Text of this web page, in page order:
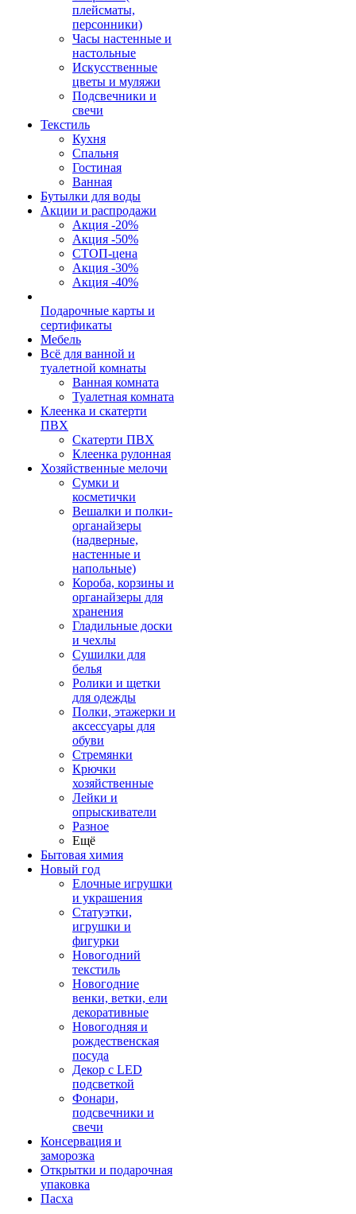
плейсматы,
персонники)
Часы настенные и
настольные
Искусственные
цветы и муляжи
Подсвечники и
свечи
Текстиль
Кухня
Спальня
Гостиная
Ванная
Бутылки для воды
Акции и распродажи
Акция -20%
Акция -50%
СТОП-цена
Акция -30%
Акция -40%
Подарочные карты и
сертификаты
Мебель
Всё для ванной и
туалетной комнаты
Ванная комната
Туалетная комната
Клеенка и скатерти
ПВХ
Скатерти ПВХ
Клеенка рулонная
Хозяйственные мелочи
Сумки и
косметички
Вешалки и полки-
органайзеры
(надверные,
настенные и
напольные)
Короба, корзины и
органайзеры для
хранения
Гладильные доски
и чехлы
Сушилки для
белья
Ролики и щетки
для одежды
Полки, этажерки и
аксессуары для
обуви
Стремянки
Крючки
хозяйственные
Лейки и
опрыскиватели
Разное
Ещё
Бытовая химия
Новый год
Елочные игрушки
и украшения
Статуэтки,
игрушки и
фигурки
Новогодний
текстиль
Новогодние
венки, ветки, ели
декоративные
Новогодняя и
рождественская
посуда
Декор с LED
подсветкой
Фонари,
подсвечники и
свечи
Консервация и
заморозка
Открытки и подарочная
упаковка
Пасха